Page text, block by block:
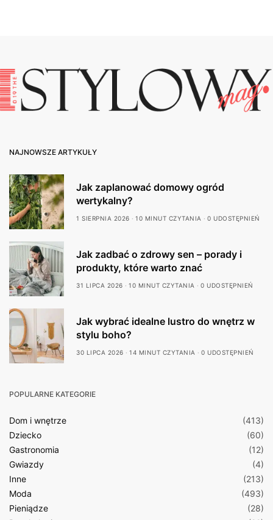
NAJNOWSZE ARTYKUŁY
Jak zaplanować domowy ogród
wertykalny?
1 SIERPNIA 2026 10 MINUT CZYTANIA 0 UDOSTĘPNIEŃ
Jak zadbać o zdrowy sen – porady i
produkty, które warto znać
31 LIPCA 2026 10 MINUT CZYTANIA 0 UDOSTĘPNIEŃ
Jak wybrać idealne lustro do wnętrz w
stylu boho?
30 LIPCA 2026 14 MINUT CZYTANIA 0 UDOSTĘPNIEŃ
POPULARNE KATEGORIE
Dom i wnętrze
(413)
Dziecko
(60)
Gastronomia
(12)
Gwiazdy
(4)
Inne
(213)
Moda
(493)
Pieniądze
(28)